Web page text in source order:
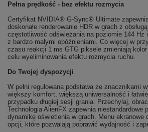
Pełna prędkość - bez efektu rozmycia
Certyfikat NVIDIA® G-Sync® Ultimate zapewnia
doskonałe renderowanie HDR w grach z
częstotliwość odświeżania na poziomie 144 Hz
z bardzo małymi opóźnieniami. Co więcej w
czasu reakcji 1 ms GTG piksele zmieniają
celu wyeliminowania efektu rozmycia ruchu.
Do Twojej dyspozycji
W pełni regulowana podstawa ze znacznikami
większy komfort, większą uniwersalność i
przypadku długiej sesji grania. Przechylaj,
Technologia AlienFX zapewnia niestandardowe
dynamikę oświetlenia w grach. Menu ekranowe
opcji, które pozwalają poprawić wydajność i